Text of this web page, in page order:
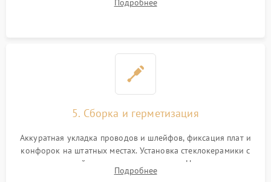
дорожек. Очистка контактов и замена поврежденной
Подробнее
5. Сборка и герметизация
Аккуратная укладка проводов и шлейфов, фиксация плат и
конфорок на штатных местах. Установка стеклокерамики с
проверкой равномерности зазоров. Нанесение
термостойкого герметика или укладка уплотнительной
Подробнее